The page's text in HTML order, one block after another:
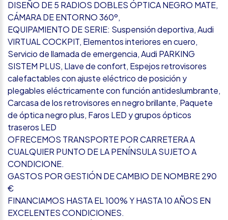
DISEÑO DE 5 RADIOS DOBLES ÓPTICA NEGRO MATE,
CÁMARA DE ENTORNO 360º,
EQUIPAMIENTO DE SERIE: Suspensión deportiva, Audi
VIRTUAL COCKPIT, Elementos interiores en cuero,
Servicio de llamada de emergencia, Audi PARKING
SISTEM PLUS, Llave de confort, Espejos retrovisores
calefactables con ajuste eléctrico de posición y
plegables eléctricamente con función antideslumbrante,
Carcasa de los retrovisores en negro brillante, Paquete
de óptica negro plus, Faros LED y grupos ópticos
traseros LED
OFRECEMOS TRANSPORTE POR CARRETERA A
CUALQUIER PUNTO DE LA PENÍNSULA SUJETO A
CONDICIONE.
GASTOS POR GESTIÓN DE CAMBIO DE NOMBRE 290
€
FINANCIAMOS HASTA EL 100% Y HASTA 10 AÑOS EN
EXCELENTES CONDICIONES.